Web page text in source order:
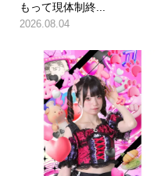
もって現体制終...
2026.08.04